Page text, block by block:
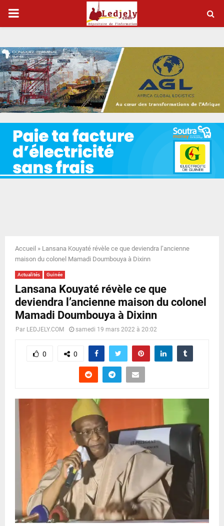
P
I
M
A
R
Y
N
U
Accueil » Lansana Kouyaté révèle ce que deviendra l’ancienne
maison du colonel Mamadi Doumbouya à Dixinn
Actualités Guinée
Lansana Kouyaté révèle ce que
deviendra l’ancienne maison du colonel
Mamadi Doumbouya à Dixinn
Par LEDJELY.COM samedi 19 mars 2022 à 20:02
0 0